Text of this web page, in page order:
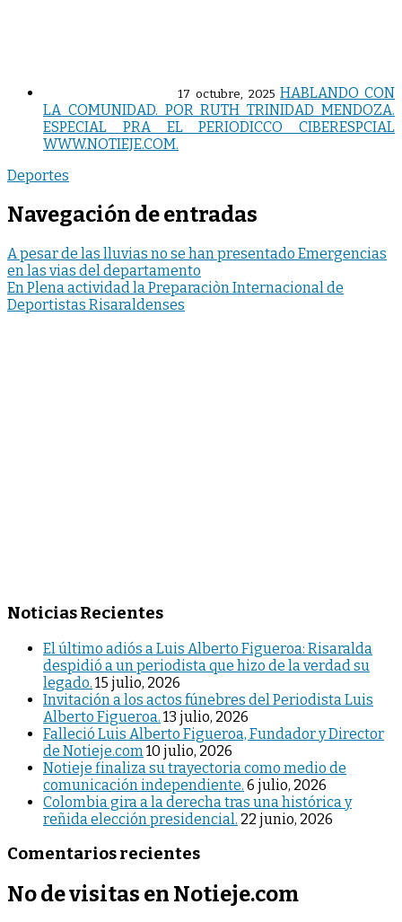
17 octubre, 2025 HABLANDO CON
LA COMUNIDAD. POR RUTH TRINIDAD MENDOZA.
ESPECIAL PRA EL PERIODICCO CIBERESPCIAL
WWW.NOTIEJE.COM.
Deportes
Navegación de entradas
A pesar de las lluvias no se han presentado Emergencias
en las vias del departamento
En Plena actividad la Preparaciòn Internacional de
Deportistas Risaraldenses
Noticias Recientes
El último adiós a Luis Alberto Figueroa: Risaralda
despidió a un periodista que hizo de la verdad su
legado. 15 julio, 2026
Invitación a los actos fúnebres del Periodista Luis
Alberto Figueroa. 13 julio, 2026
Falleció Luis Alberto Figueroa, Fundador y Director
de Notieje.com 10 julio, 2026
Notieje finaliza su trayectoria como medio de
comunicación independiente. 6 julio, 2026
Colombia gira a la derecha tras una histórica y
reñida elección presidencial. 22 junio, 2026
Comentarios recientes
No de visitas en Notieje.com